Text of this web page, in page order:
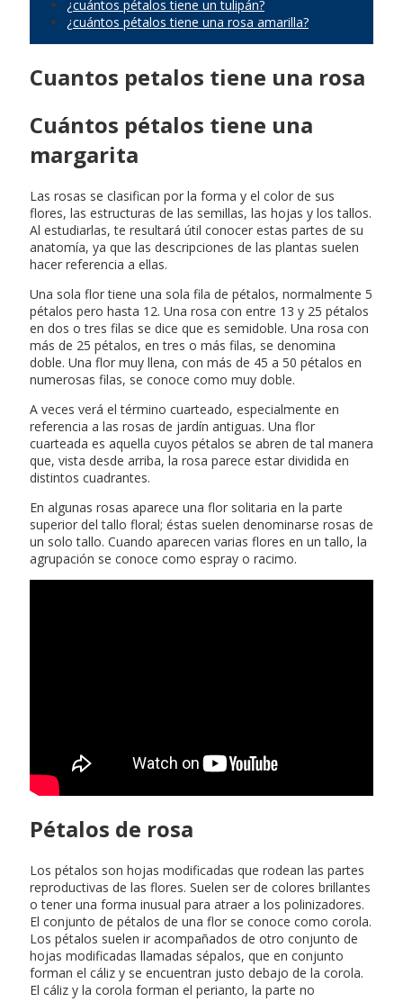
¿cuántos pétalos tiene un tulipán?
¿cuántos pétalos tiene una rosa amarilla?
Cuantos petalos tiene una rosa
Cuántos pétalos tiene una
margarita
Las rosas se clasifican por la forma y el color de sus
flores, las estructuras de las semillas, las hojas y los tallos.
Al estudiarlas, te resultará útil conocer estas partes de su
anatomía, ya que las descripciones de las plantas suelen
hacer referencia a ellas.
Una sola flor tiene una sola fila de pétalos, normalmente 5
pétalos pero hasta 12. Una rosa con entre 13 y 25 pétalos
en dos o tres filas se dice que es semidoble. Una rosa con
más de 25 pétalos, en tres o más filas, se denomina
doble. Una flor muy llena, con más de 45 a 50 pétalos en
numerosas filas, se conoce como muy doble.
A veces verá el término cuarteado, especialmente en
referencia a las rosas de jardín antiguas. Una flor
cuarteada es aquella cuyos pétalos se abren de tal manera
que, vista desde arriba, la rosa parece estar dividida en
distintos cuadrantes.
En algunas rosas aparece una flor solitaria en la parte
superior del tallo floral; éstas suelen denominarse rosas de
un solo tallo. Cuando aparecen varias flores en un tallo, la
agrupación se conoce como espray o racimo.
Pétalos de rosa
Los pétalos son hojas modificadas que rodean las partes
reproductivas de las flores. Suelen ser de colores brillantes
o tener una forma inusual para atraer a los polinizadores.
El conjunto de pétalos de una flor se conoce como corola.
Los pétalos suelen ir acompañados de otro conjunto de
hojas modificadas llamadas sépalos, que en conjunto
forman el cáliz y se encuentran justo debajo de la corola.
El cáliz y la corola forman el perianto, la parte no